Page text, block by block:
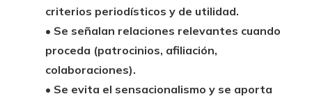
criterios periodísticos y de utilidad.
• Se señalan relaciones relevantes cuando
proceda (patrocinios, afiliación,
colaboraciones).
• Se evita el sensacionalismo y se aporta